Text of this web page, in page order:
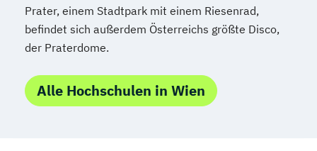
Wirtschaftspsychologie (DE/EN)
Wirtschaftsrecht
Prater, einem Stadtpark mit einem Riesenrad,
befindet sich außerdem Österreichs größte Disco,
der Praterdome.
Alle Hochschulen in Wien